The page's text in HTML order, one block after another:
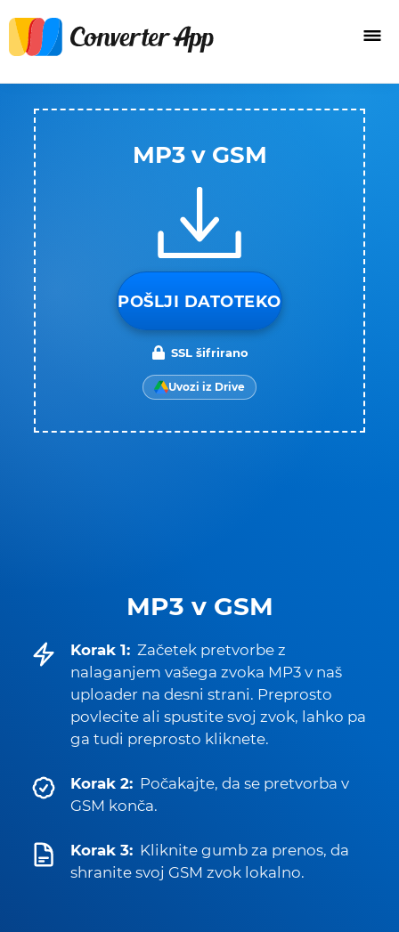
MP3 v GSM
Korak 1: Začetek pretvorbe z
nalaganjem vašega zvoka MP3 v naš
uploader na desni strani. Preprosto
povlecite ali spustite svoj zvok, lahko pa
ga tudi preprosto kliknete.
Korak 2: Počakajte, da se pretvorba v
GSM konča.
Korak 3: Kliknite gumb za prenos, da
shranite svoj GSM zvok lokalno.
MP3 v GSM
POŠLJI DATOTEKO
SSL šifrirano
Uvozi iz Drive